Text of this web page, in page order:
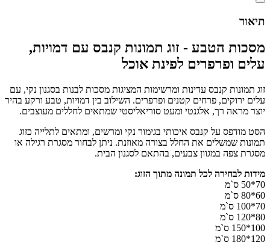
תיאור
מסכות הטבע - זוג תמונות קנבס עם דמויות,
עלים ופרפרים לפינת אוכל
זוג תמונות קנבס עדינות ומרשימות המציגות מסכות לבנות בסגנון נקי, עם
עלים ירוקים, פרחים קטנים ופרפרים. השילוב בין דמויות, טבע ורקע בהיר
יוצר מראה רך, אלגנטי ומעט סוריאליסטי שמתאים לחללים מעוצבים.
הסט מודפס על קנבס איכותי בגימור נקי ומרשים, ומתאים לתלייה כזוג
תמונות שמשלים את החלל בצורה מאוזנת. ניתן לבחור מסגרת רגילה או
מסגרת צפה במגוון צבעים, בהתאם לסגנון הבית.
מידות לבחירה לכל תמונה מתוך הזוג:
70*50 ס`מ
60*80 ס`מ
70*100 ס`מ
80*120 ס`מ
100*150 ס`מ
120*180 ס`מ